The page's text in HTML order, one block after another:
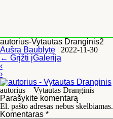
autorius-Vytautas Dranginis2
Aušra Baublytė | 2022-11-30
← Grįžti įGalerija
‹
›
autorius – Vytautas Dranginis
Parašykite komentarą
El. pašto adresas nebus skelbiamas.
Komentaras *